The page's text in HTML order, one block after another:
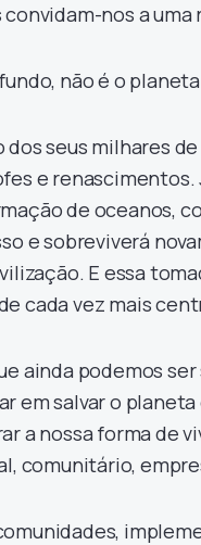
nos a uma
não é o
dos seus milhares
e renascimentos.
de oceanos,
e sobreviverá
E essa
cada vez mais
ainda podemos
em salvar o
a nossa forma de
comunitário,